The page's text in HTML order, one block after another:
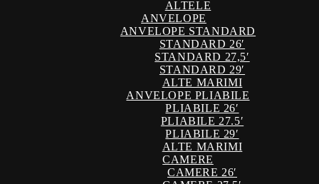
ALTELE
ANVELOPE
ANVELOPE STANDARD
STANDARD 26′
STANDARD 27,5′
STANDARD 29′
ALTE MARIMI
ANVELOPE PLIABILE
PLIABILE 26′
PLIABILE 27.5′
PLIABILE 29′
ALTE MARIMI
CAMERE
CAMERE 26′